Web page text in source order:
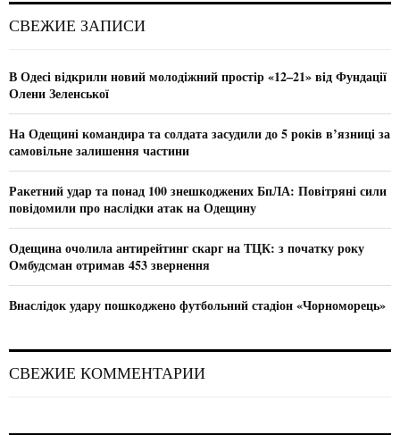
h
o
r
C
СВЕЖИЕ ЗАПИСИ
В Одесі відкрили новий молодіжний простір «12–21» від Фундації
Олени Зеленської
На Одещині командира та солдата засудили до 5 років в’язниці за
самовільне залишення частини
Ракетний удар та понад 100 знешкоджених БпЛА: Повітряні сили
повідомили про наслідки атак на Одещину
Одещина очолила антирейтинг скарг на ТЦК: з початку року
Омбудсман отримав 453 звернення
Внаслідок удару пошкоджено футбольний стадіон «Чорноморець»
СВЕЖИЕ КОММЕНТАРИИ